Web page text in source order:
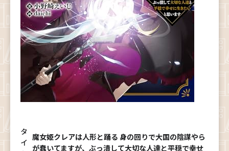
タ
イ
魔女姫クレアは人形と踊る 身の回りで大国の陰謀やら
が蠢いてますが、ぶっ潰して大切な人達と平穏で幸せ